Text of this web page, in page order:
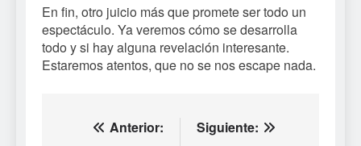
En fin, otro juicio más que promete ser todo un
espectáculo. Ya veremos cómo se desarrolla
todo y si hay alguna revelación interesante.
Estaremos atentos, que no se nos escape nada.
Navegación
Anterior:
Siguiente: